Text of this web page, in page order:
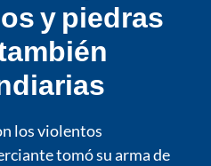
y piedras
los violentos
tomó su arma de